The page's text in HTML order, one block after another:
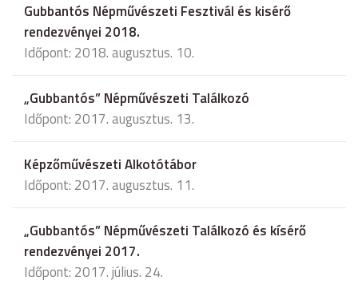
Gubbantós Népművészeti Fesztivál és kisérő
rendezvényei 2018.
Időpont: 2018. augusztus. 10.
„Gubbantós” Népművészeti Találkozó
Időpont: 2017. augusztus. 13.
Képzőművészeti Alkotótábor
Időpont: 2017. augusztus. 11.
„Gubbantós” Népművészeti Találkozó és kísérő
rendezvényei 2017.
Időpont: 2017. július. 24.